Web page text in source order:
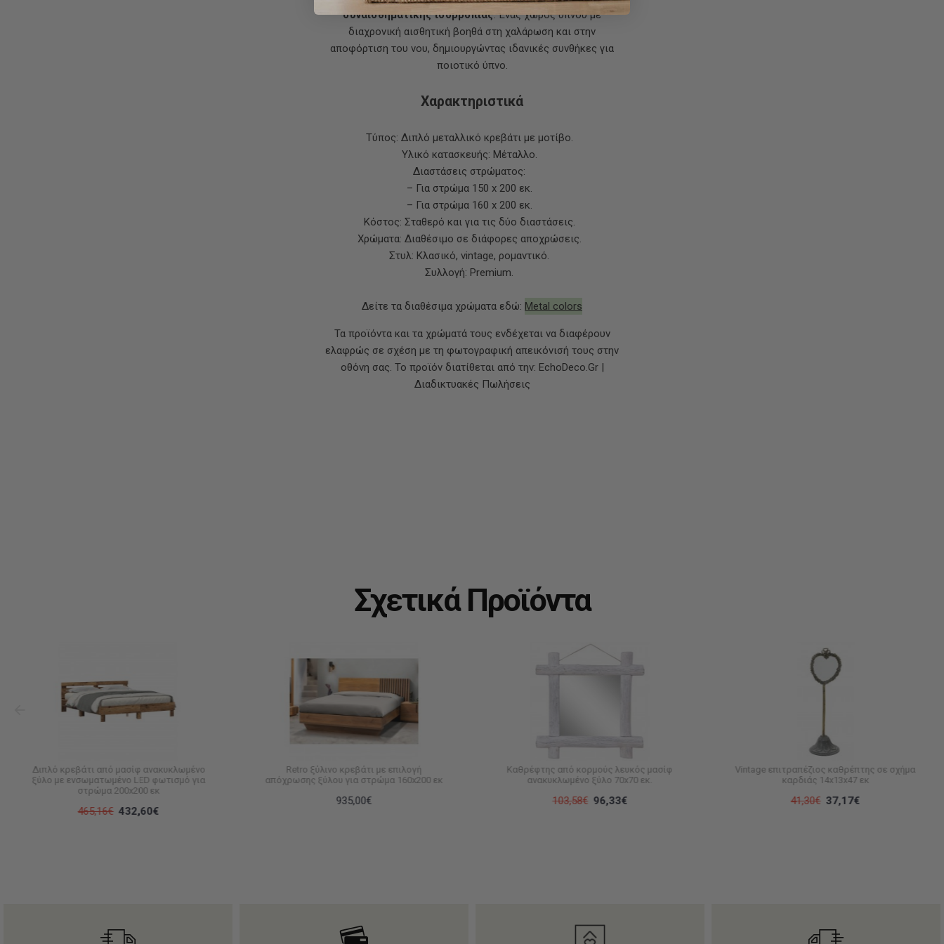
συναισθηματικής ισορροπίας. Ένας χώρος ύπνου με
διαχρονική αισθητική βοηθά στη χαλάρωση και στην
αποφόρτιση του νου, δημιουργώντας ιδανικές συνθήκες για
ποιοτικό ύπνο.
Χαρακτηριστικά
Τύπος: Διπλό μεταλλικό κρεβάτι με μοτίβο.
Υλικό κατασκευής: Μέταλλο.
Διαστάσεις στρώματος:
– Για στρώμα 150 x 200 εκ.
– Για στρώμα 160 x 200 εκ.
Κόστος: Σταθερό και για τις δύο διαστάσεις.
Χρώματα: Διαθέσιμο σε διάφορες αποχρώσεις.
Στυλ: Κλασικό, vintage, ρομαντικό.
Συλλογή: Premium.
Δείτε τα διαθέσιμα χρώματα εδώ: Metal colors
Τα προϊόντα και τα χρώματά τους ενδέχεται να διαφέρουν
ελαφρώς σε σχέση με τη φωτογραφική απεικόνισή τους στην
οθόνη σας. Το προϊόν διατίθεται από την: EchoDeco.Gr |
Διαδικτυακές Πωλήσεις
Σχετικά Προϊόντα
Διπλό κρεβάτι από μασίφ ανακυκλωμένο
ξύλο με ενσωματωμένο LED φωτισμό για
στρώμα 200x200 εκ
465,16€ 432,60€
Retro ξύλινo κρεβάτι με επιλογή
απόχρωσης ξύλου για στρώμα 160x200 εκ
935,00€
Καθρέφτης από κορμούς λευκός μασίφ
ανακυκλωμένο ξύλο 70x70 εκ.
103,58€ 96,33€
Vintage επιτραπέζιος καθρέπτης σε σχήμα
καρδιάς 14x13x47 εκ
41,30€ 37,17€